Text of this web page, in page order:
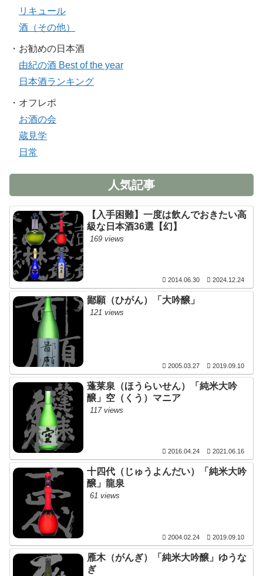
リキュール
酒（その他）
・お勧めの日本酒
由紀の酒 Best of the year
日本酒ランキング
・オフレポ
お酒の会
蔵見学
日常
人気記事
【入手困難】一度は飲んでおきたい高
級な日本酒36選【幻】
169 views
2014.06.30 2024.12.24
鄙願（ひがん）「大吟醸」
121 views
2005.03.27 2019.09.10
蓬莱泉（ほうらいせん）「純米大吟
醸」空（くう）マニア
117 views
2016.04.24 2021.06.16
十四代（じゅうよんだい）「純米大吟
醸」龍泉
61 views
2004.02.24 2019.09.10
雁木（がんぎ）「純米大吟醸」ゆうな
ぎ